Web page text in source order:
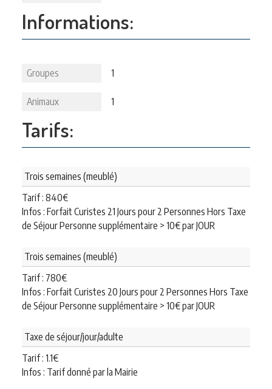
Informations:
Groupes 1
Animaux 1
Tarifs:
Trois semaines (meublé)
Tarif : 840€
Infos : Forfait Curistes 21 Jours pour 2 Personnes Hors Taxe
de Séjour Personne supplémentaire > 10€ par JOUR
Trois semaines (meublé)
Tarif : 780€
Infos : Forfait Curistes 20 Jours pour 2 Personnes Hors Taxe
de Séjour Personne supplémentaire > 10€ par JOUR
Taxe de séjour/jour/adulte
Tarif : 1.1€
Infos : Tarif donné par la Mairie